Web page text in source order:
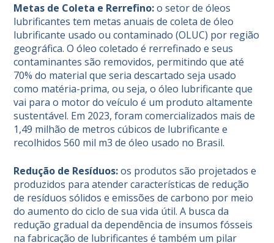
Metas de Coleta e Rerrefino:o setor de óleos
lubrificantes tem metas anuais de coleta de óleo
lubrificante usado ou contaminado (OLUC) por região
geográfica. O óleo coletado é rerrefinado e seus
contaminantes são removidos, permitindo que até
70% do material que seria descartado seja usado
como matéria-prima, ou seja, o óleo lubrificante que
vai para o motor do veículo é um produto altamente
sustentável. Em 2023, foram comercializados mais de
1,49 milhão de metros cúbicos de lubrificante e
recolhidos 560 mil m3 de óleo usado no Brasil.
Redução de Resíduos:os produtos são projetados e
produzidos para atender características de redução
de resíduos sólidos e emissões de carbono por meio
do aumento do ciclo de sua vida útil. A busca da
redução gradual da dependência de insumos fósseis
na fabricação de lubrificantes é também um pilar